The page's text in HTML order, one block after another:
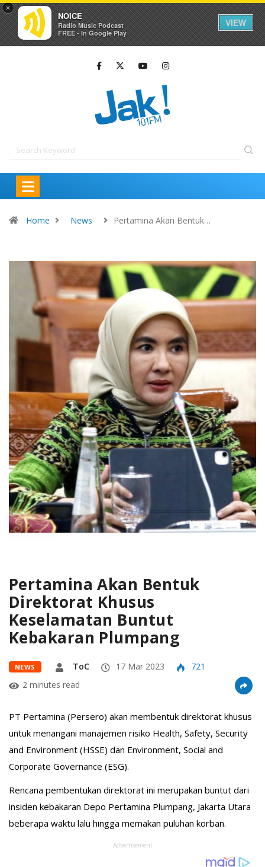
×
NOICE
Radio Music Podcast
FREE - In Google Play
VIEW
Home News Pertamina Akan Bentuk…
Pertamina Akan Bentuk
Direktorat Khusus
Keselamatan Buntut
Kebakaran Plumpang
NEWS ToC 17 Mar 2023
721
2 minutes read
PT Pertamina (Persero) akan membentuk direktorat khusus
untuk menangani manajemen risiko Health, Safety, Security
and Environment (HSSE) dan Environment, Social and
Corporate Governance (ESG).
Rencana pembentukan direktorat ini merupakan buntut dari
insiden kebakaran Depo Pertamina Plumpang, Jakarta Utara
beberapa waktu lalu hingga memakan puluhan korban.
Advertisement